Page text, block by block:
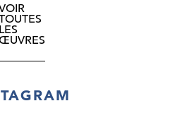
LES
ŒUVRES